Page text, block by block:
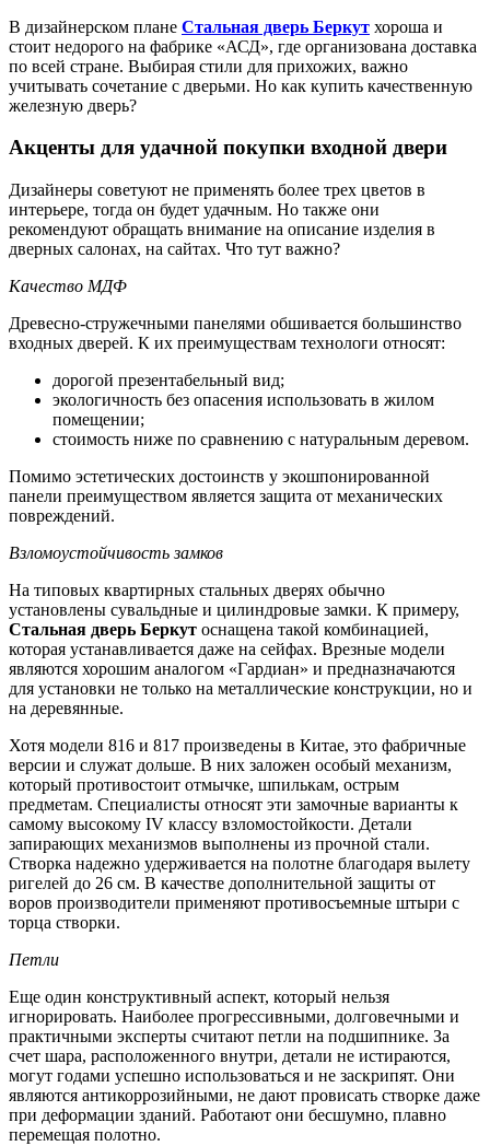
В дизайнерском плане Стальная дверь Беркут хороша и
стоит недорого на фабрике «АСД», где организована доставка
по всей стране. Выбирая стили для прихожих, важно
учитывать сочетание с дверьми. Но как купить качественную
железную дверь?
Акценты для удачной покупки входной двери
Дизайнеры советуют не применять более трех цветов в
интерьере, тогда он будет удачным. Но также они
рекомендуют обращать внимание на описание изделия в
дверных салонах, на сайтах. Что тут важно?
Качество МДФ
Древесно-стружечными панелями обшивается большинство
входных дверей. К их преимуществам технологи относят:
дорогой презентабельный вид;
экологичность без опасения использовать в жилом
помещении;
стоимость ниже по сравнению с натуральным деревом.
Помимо эстетических достоинств у экошпонированной
панели преимуществом является защита от механических
повреждений.
Взломоустойчивость замков
На типовых квартирных стальных дверях обычно
установлены сувальдные и цилиндровые замки. К примеру,
Стальная дверь Беркут оснащена такой комбинацией,
которая устанавливается даже на сейфах. Врезные модели
являются хорошим аналогом «Гардиан» и предназначаются
для установки не только на металлические конструкции, но и
на деревянные.
Хотя модели 816 и 817 произведены в Китае, это фабричные
версии и служат дольше. В них заложен особый механизм,
который противостоит отмычке, шпилькам, острым
предметам. Специалисты относят эти замочные варианты к
самому высокому IV классу взломостойкости. Детали
запирающих механизмов выполнены из прочной стали.
Створка надежно удерживается на полотне благодаря вылету
ригелей до 26 см. В качестве дополнительной защиты от
воров производители применяют противосъемные штыри с
торца створки.
Петли
Еще один конструктивный аспект, который нельзя
игнорировать. Наиболее прогрессивными, долговечными и
практичными эксперты считают петли на подшипнике. За
счет шара, расположенного внутри, детали не истираются,
могут годами успешно использоваться и не заскрипят. Они
являются антикоррозийными, не дают провисать створке даже
при деформации зданий. Работают они бесшумно, плавно
перемещая полотно.